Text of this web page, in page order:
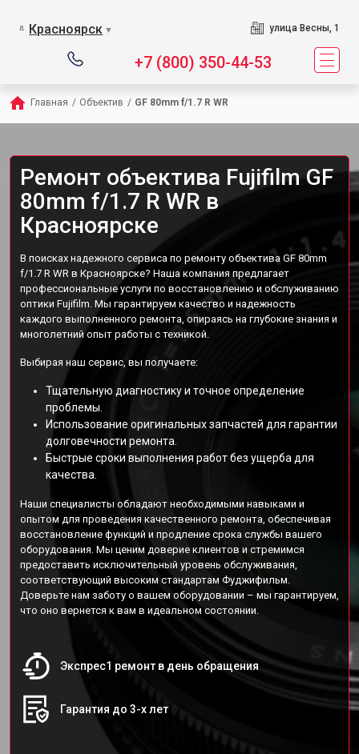
Красноярск ▼ улица Весны, 1
+7 (800) 350-44-53
Главная / Объектив / GF 80mm f/1.7 R WR
Ремонт объектива Fujifilm GF
80mm f/1.7 R WR в
Красноярске
В поисках надежного сервиса по ремонту объектива GF 80mm
f/1.7 R WR в Красноярске? Наша компания предлагает
профессиональные услуги по восстановлению и обслуживанию
оптики Fujifilm. Мы гарантируем качество и надежность
каждого выполненного ремонта, опираясь на глубокие знания и
многолетний опыт работы с техникой.
Выбирая наш сервис, вы получаете:
Тщательную диагностику и точное определение
проблемы.
Использование оригинальных запчастей для гарантии
долговечности ремонта.
Быстрые сроки выполнения работ без ущерба для
качества.
Наши специалисты обладают необходимыми навыками и
опытом для проведения качественного ремонта, обеспечивая
восстановление функций и продление срока службы вашего
оборудования. Мы ценим доверие клиентов и стремимся
предоставить исключительный уровень обслуживания,
соответствующий высоким стандартам Фуджифильм.
Доверьте нам заботу о вашем оборудовании – мы гарантируем,
что оно вернется к вам в идеальном состоянии.
Экспрес1 ремонт в день обращения
Гарантия до 3-х лет